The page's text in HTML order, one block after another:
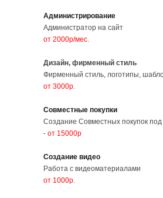
Администрирование
Администратор на сайт
от 2000р/мес.
Дизайн, фирменный стиль
Фирменный стиль, логотипы,
от 3000р.
Совместные покупки
Создание Совместных покупок под
- от 15000р
Создание видео
Работа с видеоматериалами
от 1000р.